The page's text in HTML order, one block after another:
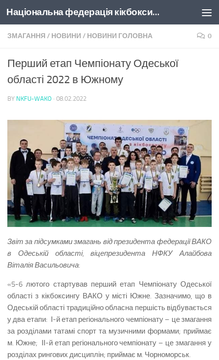
Skip to content Національна федерація кікбоксингу України
ЗМАГАННЯ / НОВИНИ / НОВИНИ ГОЛОВНА 0
Перший етап Чемпіонату Одеської
області 2022 в Южному
BY NKFU-WAKO · 08.02.2022
Звіт за підсумками змагань від президента федерації ВАКО
в Одеській області, віцепрезидента НФКУ Алайбова
Віталія Васильовича:
«5-6 лютого стартував перший етап Чемпіонату Одеської
області з кікбоксингу ВАКО у місті Южне. Зазначимо, що в
Одеській області традиційно обласна першість відбувається
у два етапи: І-й етап регіонального чемпіонату – це змагання
за розділами татамі спорт та музичними формами; приймає
м. Южне; ІІ-й етап регіонального чемпіонату – це змагання у
розділах рингових дисциплін; приймає м. Чорноморськ.